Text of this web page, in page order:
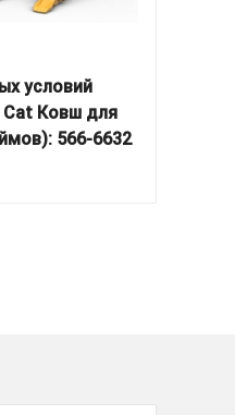
условий
Cat Ковш для
566-6632